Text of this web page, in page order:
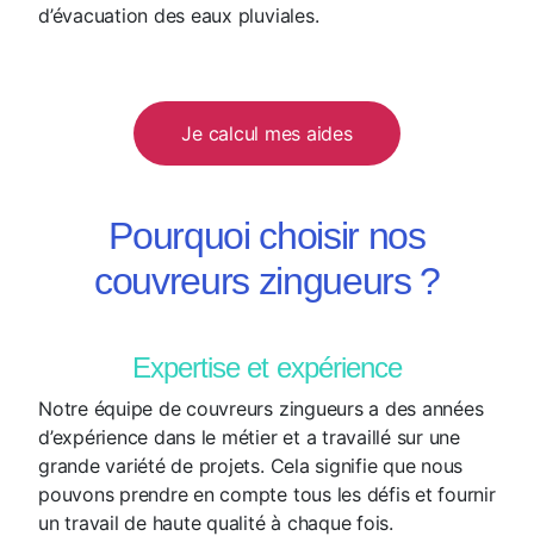
d’évacuation des eaux pluviales.
Je calcul mes aides
Pourquoi choisir nos
couvreurs zingueurs ?
Expertise et expérience
Notre équipe de couvreurs zingueurs a des années
d’expérience dans le métier et a travaillé sur une
grande variété de projets. Cela signifie que nous
pouvons prendre en compte tous les défis et fournir
un travail de haute qualité à chaque fois.